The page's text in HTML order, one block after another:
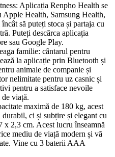
Aplicația Renpho Health se
Apple Health, Samsung Health,
să puteți stoca și partaja cu
Puteți descărca aplicația
sau Google Play.
familie: cântarul pentru
la aplicație prin Bluetooth și
animale de companie și
nelimitate pentru uz casnic și
pentru a satisface nevoile
viață.
maximă de 180 kg, acest
durabil, ci și subțire și elegant cu
x 2,3 cm. Acest lucru înseamnă
mediu de viață modern și vă
Vine cu 3 baterii AAA